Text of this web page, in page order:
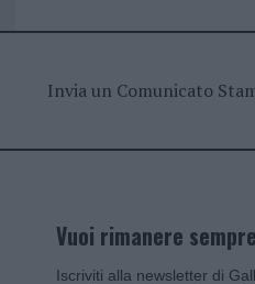
Invia un Comunicato
Vuoi rimanere
Iscriviti alla newsletter di